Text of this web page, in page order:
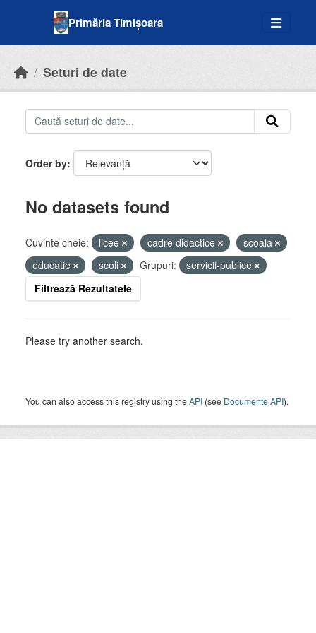
Primăria Timișoara
Seturi de date
Order by
No datasets found
Cuvinte cheie: licee cadre didactice
scoala
educatie
scoli Grupuri:
servicii-publice
Filtrează Rezultatele
Please try another search.
You can also access this registry using theAPI (see Documente API).